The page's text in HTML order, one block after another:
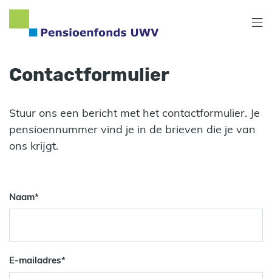
naar
inhoud
Contactformulier
Stuur ons een bericht met het contactformulier. Je
pensioennummer vind je in de brieven die je van
ons krijgt.
Naam*
E-mailadres*